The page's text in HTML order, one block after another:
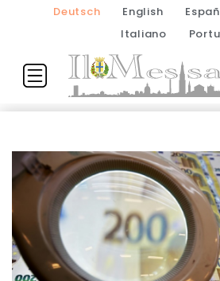
Deutsch English
Italiano